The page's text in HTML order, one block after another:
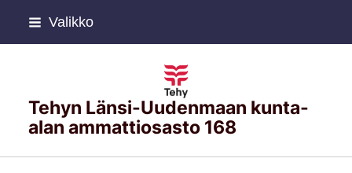
Siirry
Valikko
Tehyn Länsi-Uudenmaan kunta-
alan ammattiosasto 168